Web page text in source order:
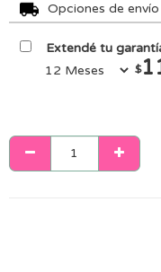
Opciones de
Extendé tu
$